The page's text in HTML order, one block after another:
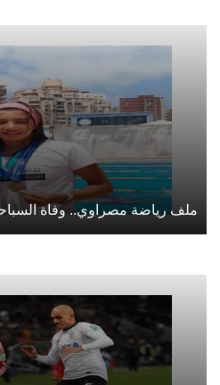
ملف رياضة مصراوي.. وفاة